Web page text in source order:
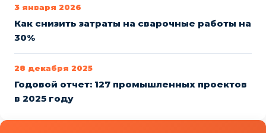
3 января 2026
Как снизить затраты на сварочные работы на
30%
28 декабря 2025
Годовой отчет: 127 промышленных проектов
в 2025 году